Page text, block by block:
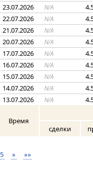
23.07.2026 N/A
22.07.2026 N/A
21.07.2026 N/A
20.07.2026 N/A
17.07.2026 N/A
16.07.2026 N/A
15.07.2026 N/A
14.07.2026 N/A
13.07.2026 N/A
Время
сделки
5 » »»